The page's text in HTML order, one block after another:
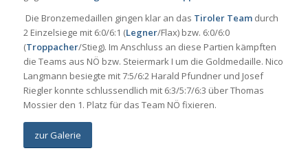
Die Bronzemedaillen gingen klar an das Tiroler Teamdurch
2 Einzelsiege mit 6:0/6:1 (Legner/Flax) bzw. 6:0/6:0
(Troppacher/Stieg). Im Anschluss an diese Partien kämpften
die Teams aus NÖ bzw. Steiermark I um die Goldmedaille. Nico
Langmann besiegte mit 7:5/6:2 Harald Pfundner und Josef
Riegler konnte schlussendlich mit 6:3/5:7/6:3 über Thomas
Mossier den 1. Platz für das Team NÖ fixieren.
zur Galerie